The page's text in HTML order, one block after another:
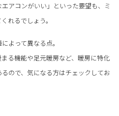
アコンがいい」といった要望も、ミ
れるでしょう。
よって異なる点。
る機能や足元暖房など、暖房に特化
ので、気になる方はチェックしてお